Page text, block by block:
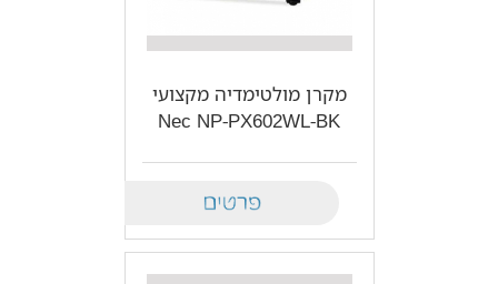
מקרן מולטימדיה מקצועי
Nec NP-PX602WL-BK